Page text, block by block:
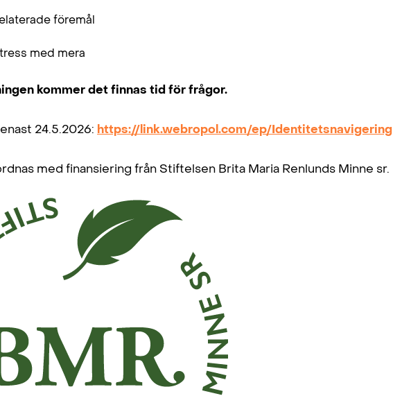
föremål
med mera
kommer det finnas tid för frågor.
24.5.2026: https://link.webropol.com/ep/Identitetsnavigering
med finansiering från Stiftelsen Brita Maria Renlunds Minne sr.